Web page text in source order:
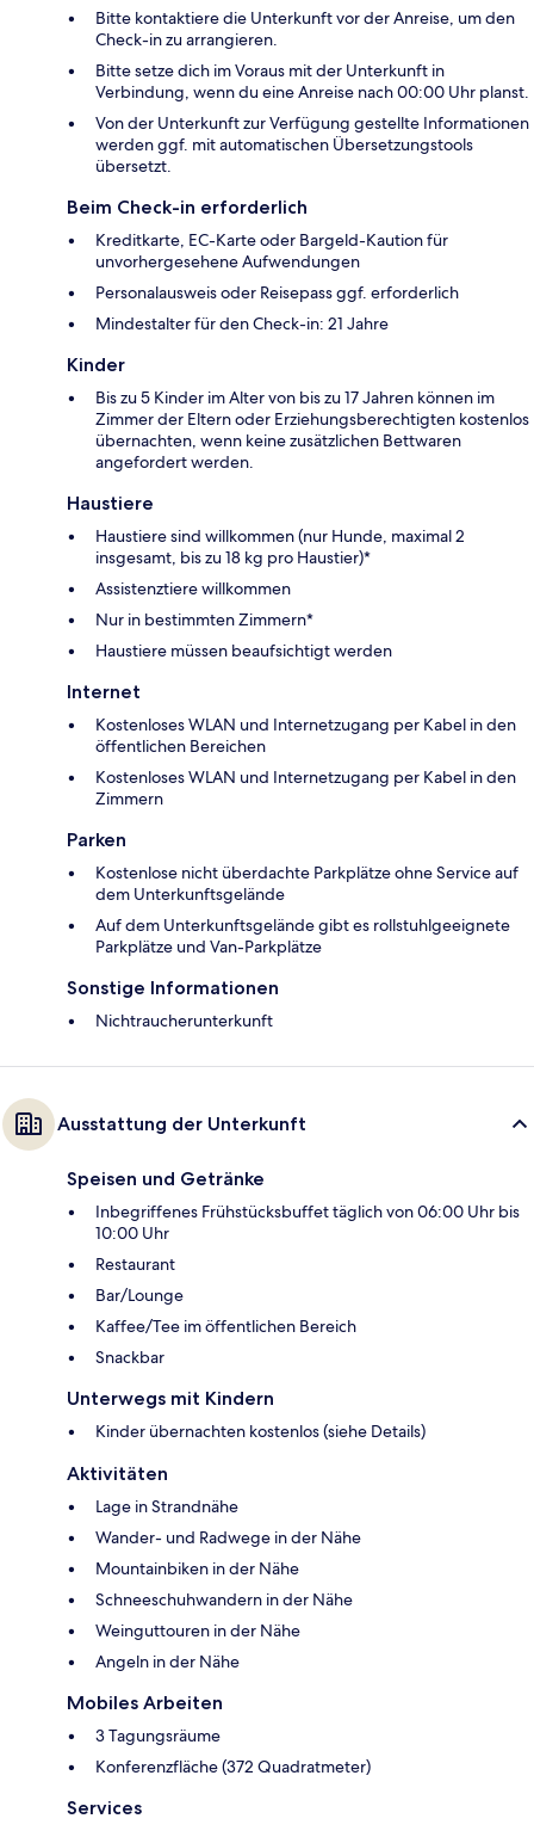
Bitte kontaktiere die Unterkunft vor der Anreise, um den
Check-in zu arrangieren.
Bitte setze dich im Voraus mit der Unterkunft in
Verbindung, wenn du eine Anreise nach 00:00 Uhr planst.
Von der Unterkunft zur Verfügung gestellte Informationen
werden ggf. mit automatischen Übersetzungstools
übersetzt.
Beim Check-in erforderlich
Kreditkarte, EC-Karte oder Bargeld-Kaution für
unvorhergesehene Aufwendungen
Personalausweis oder Reisepass ggf. erforderlich
Mindestalter für den Check-in: 21 Jahre
Kinder
Bis zu 5 Kinder im Alter von bis zu 17 Jahren können im
Zimmer der Eltern oder Erziehungsberechtigten kostenlos
übernachten, wenn keine zusätzlichen Bettwaren
angefordert werden.
Haustiere
Haustiere sind willkommen (nur Hunde, maximal 2
insgesamt, bis zu 18 kg pro Haustier)*
Assistenztiere willkommen
Nur in bestimmten Zimmern*
Haustiere müssen beaufsichtigt werden
Internet
Kostenloses WLAN und Internetzugang per Kabel in den
öffentlichen Bereichen
Kostenloses WLAN und Internetzugang per Kabel in den
Zimmern
Parken
Kostenlose nicht überdachte Parkplätze ohne Service auf
dem Unterkunftsgelände
Auf dem Unterkunftsgelände gibt es rollstuhlgeeignete
Parkplätze und Van-Parkplätze
Sonstige Informationen
Nichtraucherunterkunft
Ausstattung der Unterkunft
Speisen und Getränke
Inbegriffenes Frühstücksbuffet täglich von 06:00 Uhr bis
10:00 Uhr
Restaurant
Bar/Lounge
Kaffee/Tee im öffentlichen Bereich
Snackbar
Unterwegs mit Kindern
Kinder übernachten kostenlos (siehe Details)
Aktivitäten
Lage in Strandnähe
Wander- und Radwege in der Nähe
Mountainbiken in der Nähe
Schneeschuhwandern in der Nähe
Weinguttouren in der Nähe
Angeln in der Nähe
Mobiles Arbeiten
3 Tagungsräume
Konferenzfläche (372 Quadratmeter)
Services